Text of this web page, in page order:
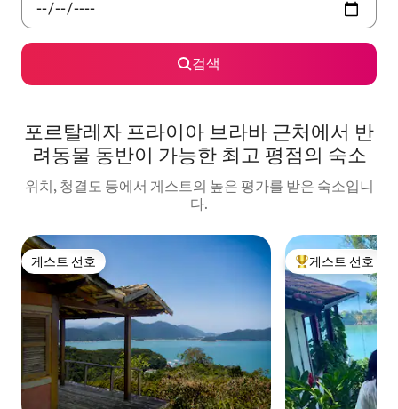
검색
포르탈레자 프라이아 브라바 근처에서 반
려동물 동반이 가능한 최고 평점의 숙소
위치, 청결도 등에서 게스트의 높은 평가를 받은 숙소입니
다.
게스트 선호
게스트 선호 상위 게스트 선호
게스트 선호